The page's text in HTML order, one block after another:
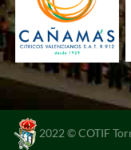
2022 © COTIF